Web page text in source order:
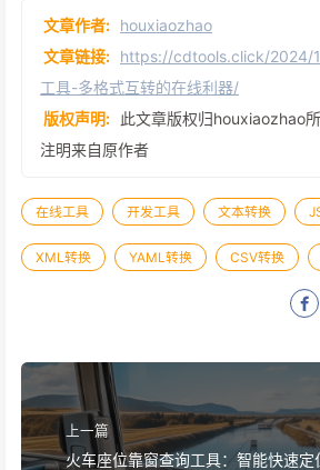
文章作者: houxiaozhao
文章链接: https://cdtools.click/2024/
工具-多格式互转的在线利器/
版权声明: 此文章版权归houxiaozhao
注明来自原作者
在线工具 开发工具 文本转换
XML转换 YAML转换 CSV转换
上一篇
火车座位靠窗查询工具：智能快速定